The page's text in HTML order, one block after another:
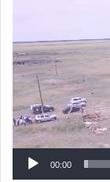
00:00